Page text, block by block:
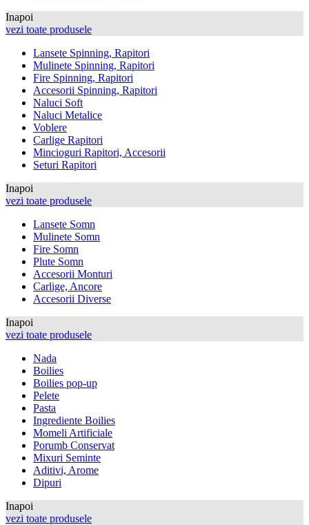
Inapoi
vezi toate produsele
Lansete Spinning, Rapitori
Mulinete Spinning, Rapitori
Fire Spinning, Rapitori
Accesorii Spinning, Rapitori
Naluci Soft
Naluci Metalice
Voblere
Carlige Rapitori
Mincioguri Rapitori, Accesorii
Seturi Rapitori
Inapoi
vezi toate produsele
Lansete Somn
Mulinete Somn
Fire Somn
Plute Somn
Accesorii Monturi
Carlige, Ancore
Accesorii Diverse
Inapoi
vezi toate produsele
Nada
Boilies
Boilies pop-up
Pelete
Pasta
Ingrediente Boilies
Momeli Artificiale
Porumb Conservat
Mixuri Seminte
Aditivi, Arome
Dipuri
Inapoi
vezi toate produsele